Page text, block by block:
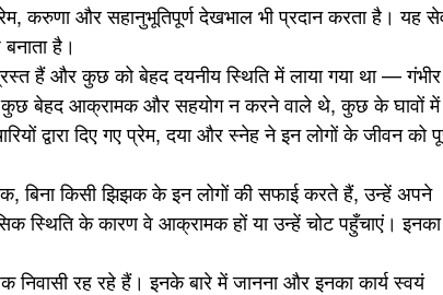
करुणा और सहानुभूतिपूर्ण देखभाल भी प्रदान करता है। यह
है।
हैं और कुछ को बेहद दयनीय स्थिति में लाया गया था — गंभीर
बेहद आक्रामक और सहयोग न करने वाले थे, कुछ के घावों में
द्वारा दिए गए प्रेम, दया और स्नेह ने इन लोगों के जीवन को
बिना किसी झिझक के इन लोगों की सफाई करते हैं, उन्हें अपने
स्थिति के कारण वे आक्रामक हों या उन्हें चोट पहुँचाएं। इनका
रह रहे हैं। इनके बारे में जानना और इनका कार्य स्वयं